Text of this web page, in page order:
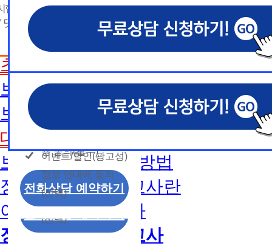
해외취업전망
보육교사
초보길잡이
보육교사란
보육교사2급 취득방법
대면수업일정
보육교사1급 취득방법
장애영유아 보육교사란
아동학사/전문학사
장애영유아 보육교사
선
간
상담내용(필수)
수강신청
문의
상담 희망내용 (선택)
개인정보 수집/이용
동의
개인정보 수집 및 이
용 동의(필수)
이벤트/할인(광고성)
정보 안내에 동의
(선택)
짜
예
상담내용(필수)
수강신청
문의
모두 동의합니다.
개인정보 수집 및 이
용 동의(필수)
이벤트/할인(광고성)
정보 안내에 동의
(선택)
전화상담 예약하기
◆ 개인정보 수집 · 이용 동의
1. 개인정보 수집·이용 목적
1) 무료상담 진행 및 문의 사항 응대, 동일·후속 문의에 대한
제공, 상담 이력 관리 및 상담 관련 분쟁·민원 처리
2) 광고성 정보 수신에 별도 동의한 자에 한하여
격평생교육원을 비롯한 해커스 교육그룹의 새로
신상품이나 이벤트, 최신 정보 안내 등 신청자의
는 최적의 서비스를 제공하기 위함.
(해커스교육그룹: 해커스인강, 해커스프랩, 해커스톡, 해커스
커스일본어, 해커스잡, 해커스금융, 해커스임용, 해커스공무
찰, 해커스소방, 해커스공인중개사, 해커스주택관리사, 해커
2. (필수)이름, 휴대폰번호, 상담내용
(선택) 제출된 상담 문의 내용, 전화상담 과정에서 이용자가
3. 개인정보 보유/이용 기간: 법령상 정하는 경우
고는 회원탈퇴 시까지 이용 및 보관합니다. 단, 비
◆ 개인정보 수집 · 이용 동의
1. 개인정보 수집·이용 목적
1) 무료상담 진행 및 문의 사항 응대, 동일·후속 문의에 대한
제공, 상담 이력 관리 및 상담 관련 분쟁·민원 처리
2) 광고성 정보 수신에 별도 동의한 자에 한하여
격평생교육원을 비롯한 해커스 교육그룹의 새로
신상품이나 이벤트, 최신 정보 안내 등 신청자의
는 최적의 서비스를 제공하기 위함.
(해커스교육그룹: 해커스인강, 해커스프랩, 해커스톡, 해커스
커스일본어, 해커스잡, 해커스금융, 해커스임용, 해커스공무
찰, 해커스소방, 해커스공인중개사, 해커스주택관리사, 해커
2. (필수)이름, 휴대폰번호, 상담내용
(선택) 제출된 상담 문의 내용, 전화상담 과정에서 이용자가
3. 개인정보 보유/이용 기간: 법령상 정하는 경우
고는 회원탈퇴 시까지 이용 및 보관합니다. 단, 비
◆ 개인정보 수집 · 이용 동의
1. 개인정보 수집·이용 목적
1) 무료상담 진행 및 문의 사항 응대, 동일·후속 문의에 대한
제공, 상담 이력 관리 및 상담 관련 분쟁·민원 처리
2) 광고성 정보 수신에 별도 동의한 자에 한하여
격평생교육원을 비롯한 해커스 교육그룹의 새로
신상품이나 이벤트, 최신 정보 안내 등 신청자의
는 최적의 서비스를 제공하기 위함.
(해커스교육그룹: 해커스인강, 해커스프랩, 해커스톡, 해커스
커스일본어, 해커스잡, 해커스금융, 해커스임용, 해커스공무
찰, 해커스소방, 해커스공인중개사, 해커스주택관리사, 해커
2. (필수)이름, 휴대폰번호, 상담내용
(선택) 제출된 상담 문의 내용, 전화상담 과정에서 이용자가
3. 개인정보 보유/이용 기간: 법령상 정하는 경우
고는 회원탈퇴 시까지 이용 및 보관합니다. 단, 비